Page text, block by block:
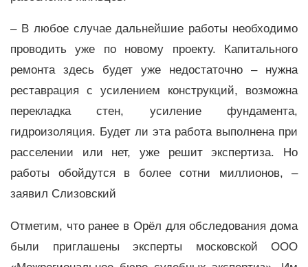
– В любое случае дальнейшие работы необходимо
проводить уже по новому проекту. Капитального
ремонта здесь будет уже недостаточно – нужна
реставрация с усилением конструкций, возможна
перекладка стен, усиление фундамента,
гидроизоляция. Будет ли эта работа выполнена при
расселении или нет, уже решит экспертиза. Но
работы обойдутся в более сотни миллионов, –
заявил Слизовский
Отметим, что ранее в Орёл для обследования дома
были приглашены эксперты московской ООО